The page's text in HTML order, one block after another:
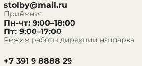
stolby@mail.ru
Приёмная
Пн-чт: 9:00–18:00
Пт: 9:00–17:00
Режим работы дирекции нацпарка
+7 391 9 8888 29